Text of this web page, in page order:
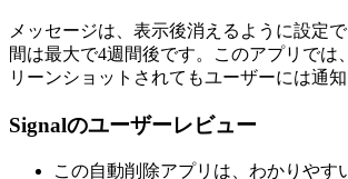
メッセージは、表示後消えるように設定
間は最大で4週間後です。このアプリでは
リーンショットされてもユーザーには通知
Signalのユーザーレビュー
この自動削除アプリは、わかりやす